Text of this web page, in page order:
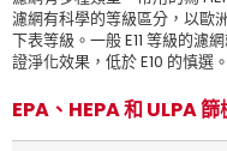
濾網有科學的等級區分，以歐
下表等級。一般 E11 等級的濾
證淨化效果，低於 E10 的慎選。
EPA、HEPA 和 ULPA